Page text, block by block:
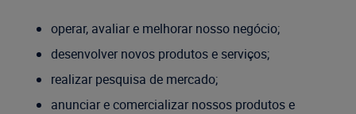
operar, avaliar e melhorar nosso negócio;
desenvolver novos produtos e serviços;
realizar pesquisa de mercado;
anunciar e comercializar nossos produtos e